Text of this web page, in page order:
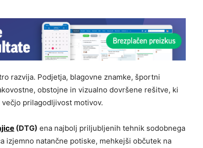
razvija. Podjetja, blagovne znamke, športni
obstojne in vizualno dovršene rešitve, ki
prilagodljivost motivov.
(DTG) ena najbolj priljubljenih tehnik sodobnega
izjemno natančne potiske, mehkejši občutek na